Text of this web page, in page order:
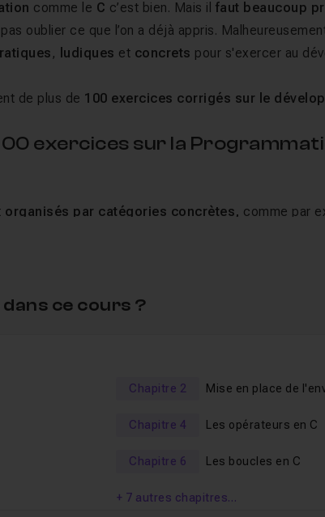
comme le C c’est bien. Mais il faut beaucoup
oublier ce que l’on a déjà appris.
, ludiques et concrets pour s'exercer au
de plus de 100 exercices corrigés sur le
exercices sur la
organisés par catégories concrètes, comme par
sont classés parordre croissant de
ce cours ?
Chapitre 2 Mise en place de
Chapitre 4 Les opérateurs en C
Chapitre 6 Les boucles en C
+ 7 autres chapitres…